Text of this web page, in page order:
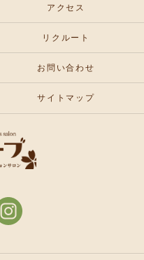
アクセス
リクルート
お問い合わせ
サイトマップ